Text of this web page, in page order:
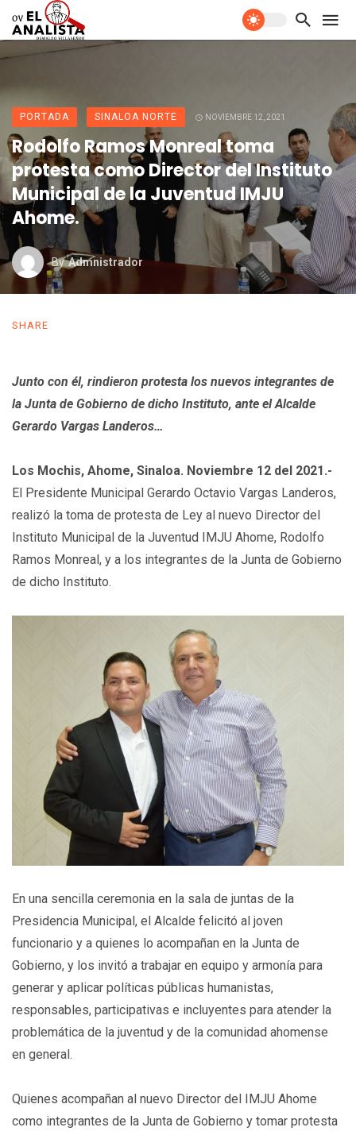
PORTADA SINALOA NORTE NOVIEMBRE 12, 2021
Rodolfo Ramos Monreal toma
protesta como Director del Instituto
Municipal de la Juventud IMJU
Ahome.
By Admnistrador
SHARE
Junto con él, rindieron protesta los nuevos integrantes de
la Junta de Gobierno de dicho Instituto, ante el Alcalde
Gerardo Vargas Landeros…
Los Mochis, Ahome, Sinaloa. Noviembre 12 del 2021.-
El Presidente Municipal Gerardo Octavio Vargas Landeros,
realizó la toma de protesta de Ley al nuevo Director del
Instituto Municipal de la Juventud IMJU Ahome, Rodolfo
Ramos Monreal, y a los integrantes de la Junta de Gobierno
de dicho Instituto.
En una sencilla ceremonia en la sala de juntas de la
Presidencia Municipal, el Alcalde felicitó al joven
funcionario y a quienes lo acompañan en la Junta de
Gobierno, y los invitó a trabajar en equipo y armonía para
generar y aplicar políticas públicas humanistas,
responsables, participativas e incluyentes para atender la
problemática de la juventud y de la comunidad ahomense
en general.
Quienes acompañan al nuevo Director del IMJU Ahome
como integrantes de la Junta de Gobierno y tomar protesta